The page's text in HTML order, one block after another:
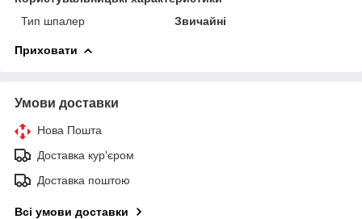
Тип шпалер
Звичайні
Приховати
Умови доставки
Нова Пошта
Доставка кур'єром
Доставка поштою
Всі умови доставки